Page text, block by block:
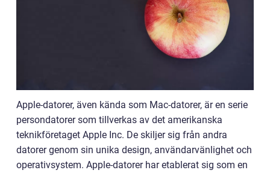
Apple-datorer, även kända som Mac-datorer, är en serie
persondatorer som tillverkas av det amerikanska
teknikföretaget Apple Inc. De skiljer sig från andra
datorer genom sin unika design, användarvänlighet och
operativsystem. Apple-datorer har etablerat sig som en